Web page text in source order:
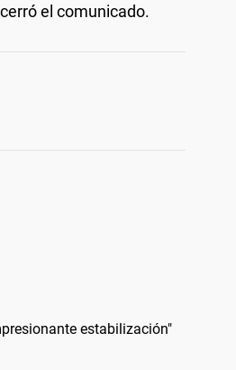
el comunicado.
estabilización"